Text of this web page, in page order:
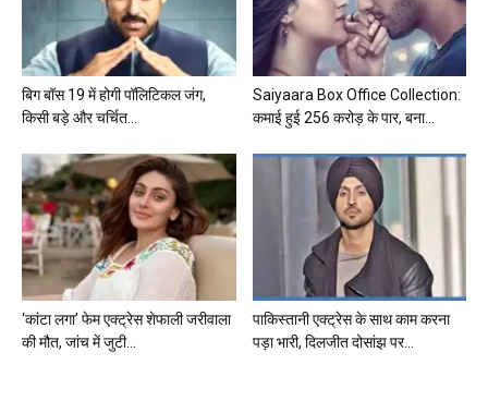
बिग बॉस 19 में होगी पॉलिटिकल जंग,
किसी बड़े और चर्चित...
Saiyaara Box Office Collection:
कमाई हुई 256 करोड़ के पार, बना...
‘कांटा लगा’ फेम एक्ट्रेस शेफाली जरीवाला
की मौत, जांच में जुटी...
पाकिस्तानी एक्ट्रेस के साथ काम करना
पड़ा भारी, दिलजीत दोसांझ पर...